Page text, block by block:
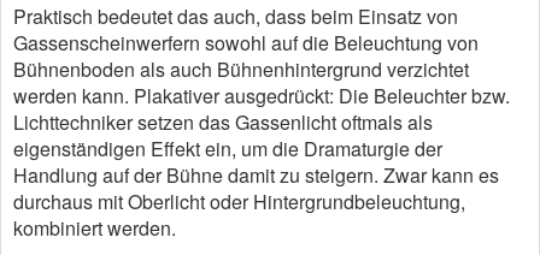
Praktisch bedeutet das auch, dass beim Einsatz von
Gassenscheinwerfern sowohl auf die Beleuchtung von
Bühnenboden als auch Bühnenhintergrund verzichtet
werden kann. Plakativer ausgedrückt: Die Beleuchter bzw.
Lichttechniker setzen das Gassenlicht oftmals als
eigenständigen Effekt ein, um die Dramaturgie der
Handlung auf der Bühne damit zu steigern. Zwar kann es
durchaus mit Oberlicht oder Hintergrundbeleuchtung,
kombiniert werden.